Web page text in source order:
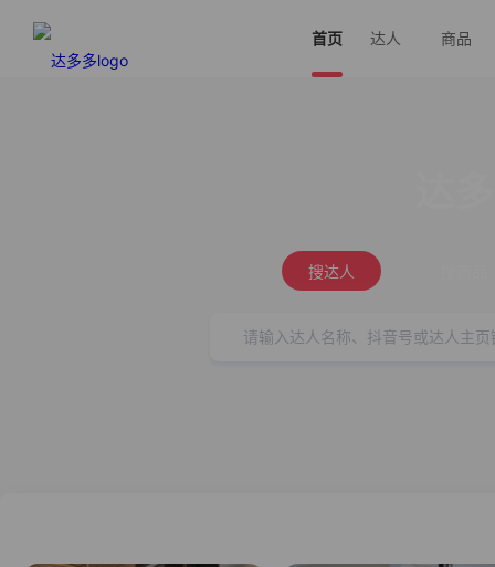
首页 达人 商品
搜达人